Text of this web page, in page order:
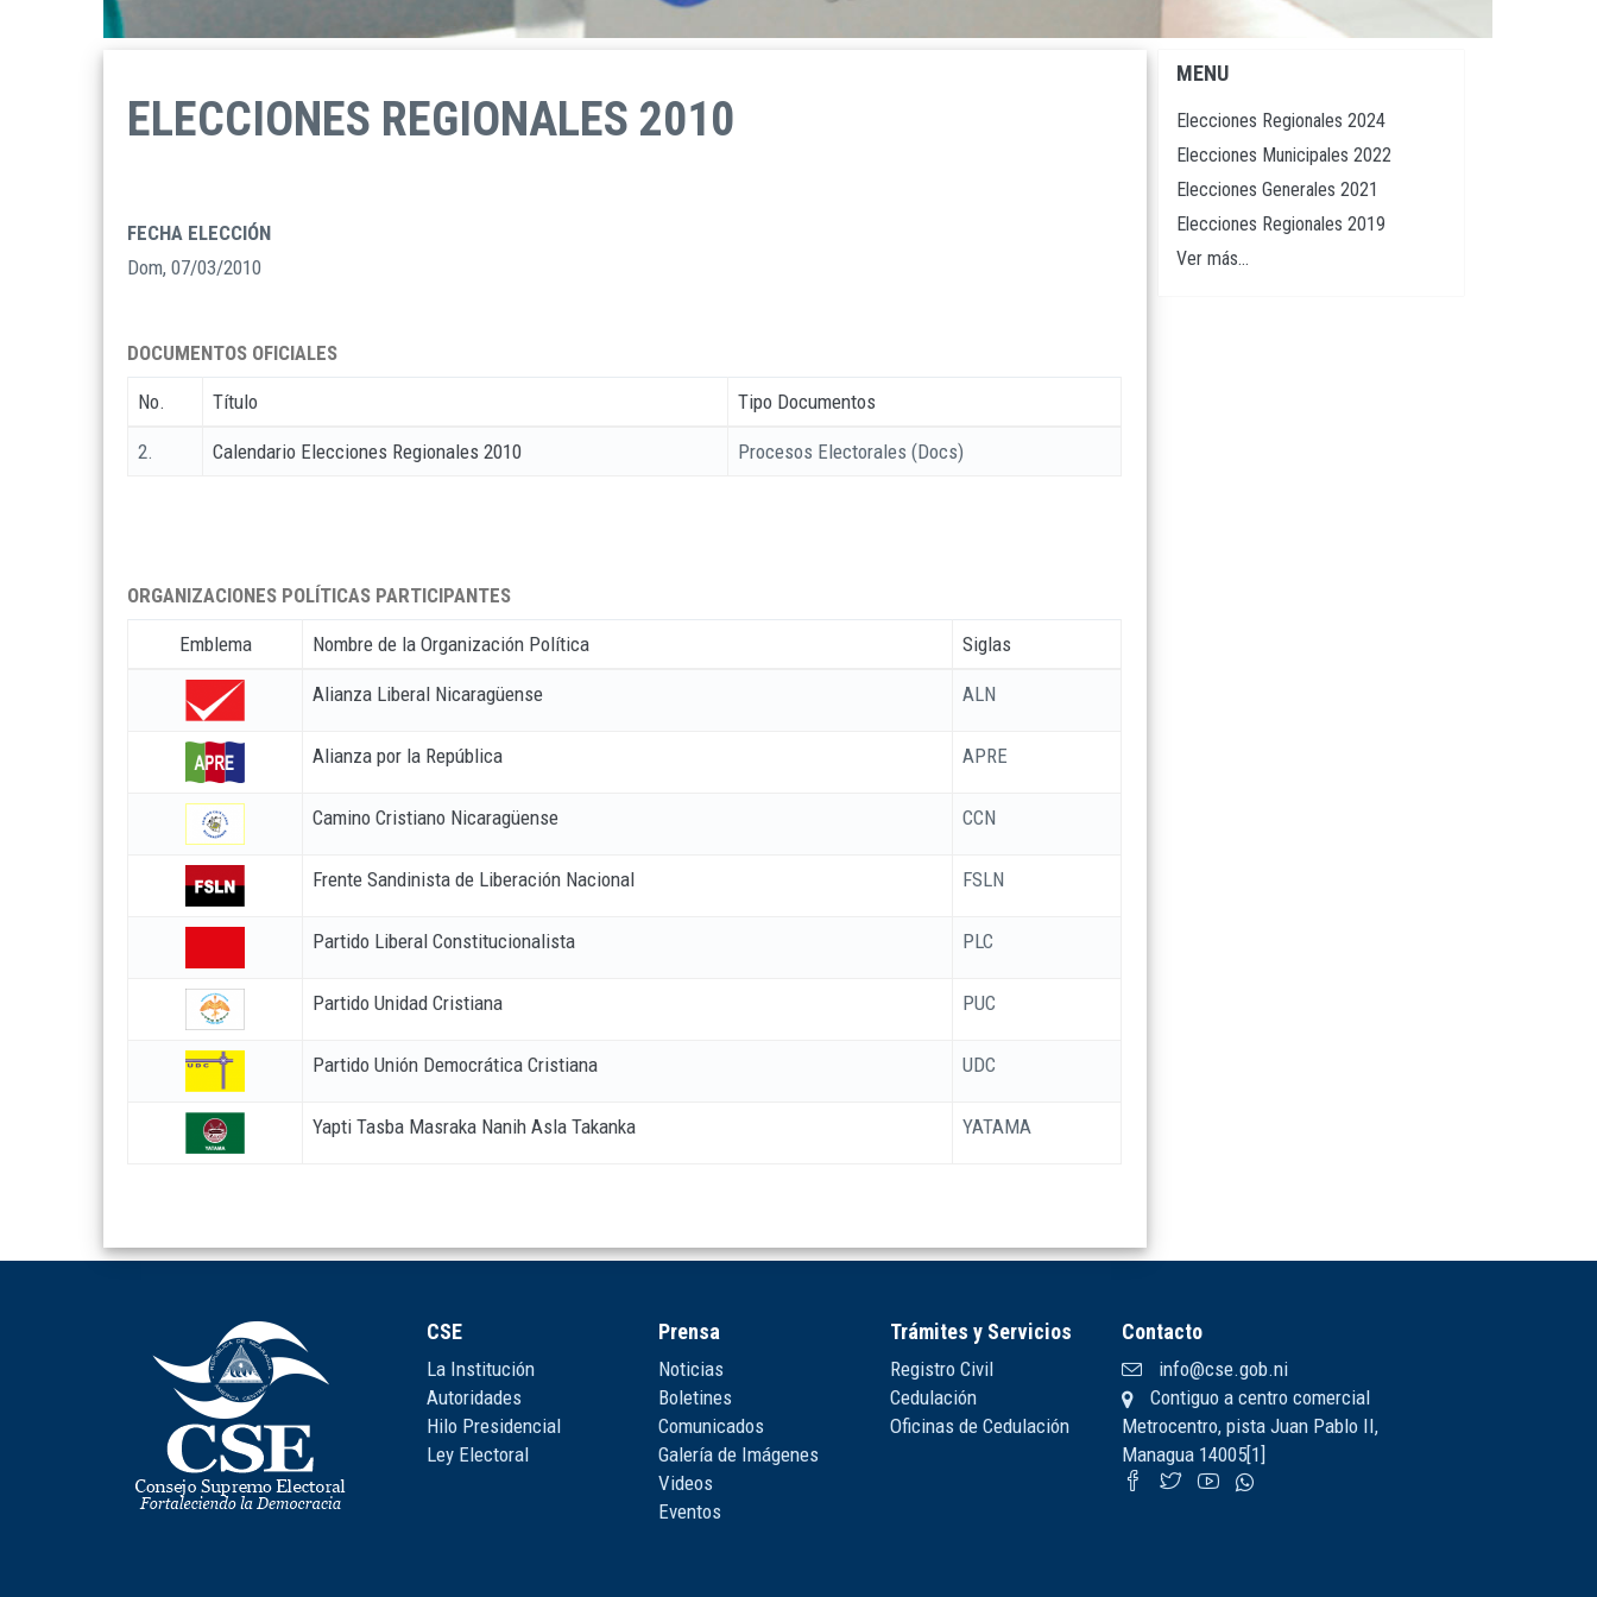
ELECCIONES REGIONALES 2010
FECHA ELECCIÓN
Dom, 07/03/2010
DOCUMENTOS OFICIALES
No. Título Tipo Documentos
2. Calendario Elecciones Regionales 2010 Procesos Electorales (Docs)
ORGANIZACIONES POLÍTICAS PARTICIPANTES
Emblema Nombre de la Organización Política Siglas
Alianza Liberal Nicaragüense ALN
Alianza por la República APRE
Camino Cristiano Nicaragüense CCN
Frente Sandinista de Liberación Nacional FSLN
Partido Liberal Constitucionalista PLC
Partido Unidad Cristiana PUC
Partido Unión Democrática Cristiana UDC
Yapti Tasba Masraka Nanih Asla Takanka YATAMA
Navegación
principal
MENU
Elecciones Regionales 2024
Elecciones Municipales 2022
Elecciones Generales 2021
Elecciones Regionales 2019
Ver más...
CSE
La Institución
Autoridades
Hilo Presidencial
Ley Electoral
Prensa
Noticias
Boletines
Comunicados
Galería de Imágenes
Videos
Eventos
Trámites y Servicios
Registro Civil
Cedulación
Oficinas de Cedulación
Contacto
info@cse.gob.ni
Contiguo a centro comercial
Metrocentro, pista Juan Pablo II,
Managua 14005[1]